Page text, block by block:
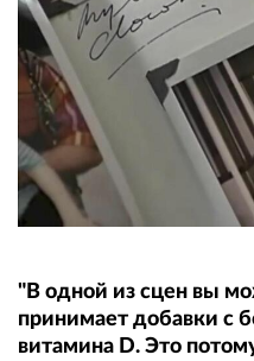
"В одной из сцен вы
принимает добавки с
витамина D. Это